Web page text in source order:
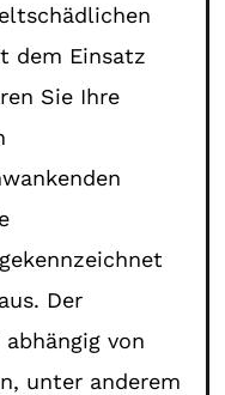
dem Einsatz
Sie Ihre
Der
von
unter anderem